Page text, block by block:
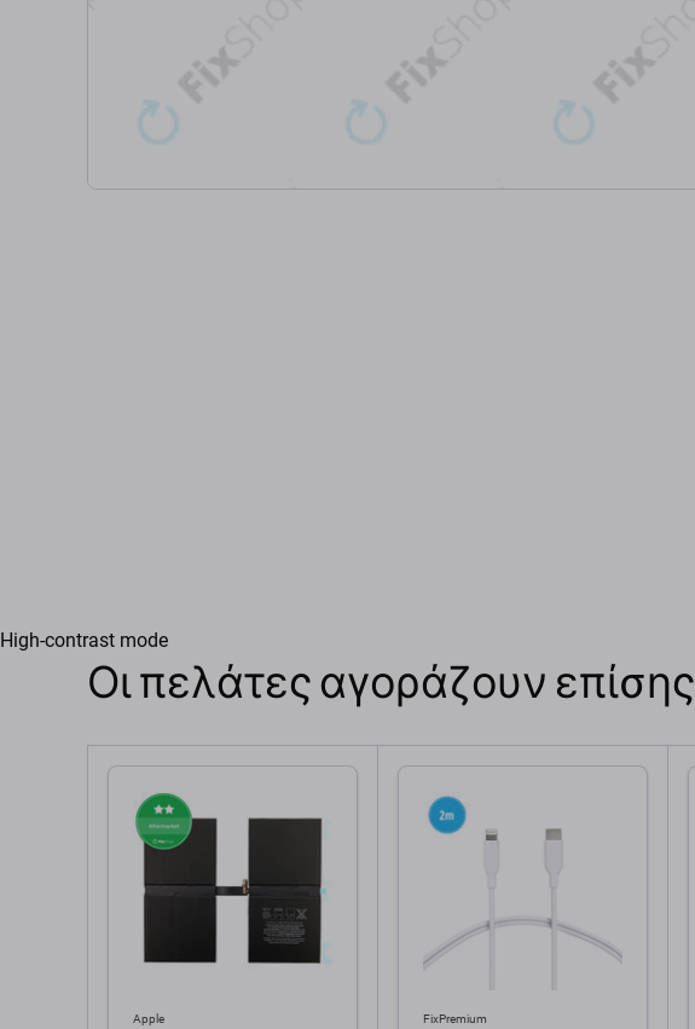
High-contrast mode
Οι πελάτες αγοράζουν επίσης
Apple FixPremium